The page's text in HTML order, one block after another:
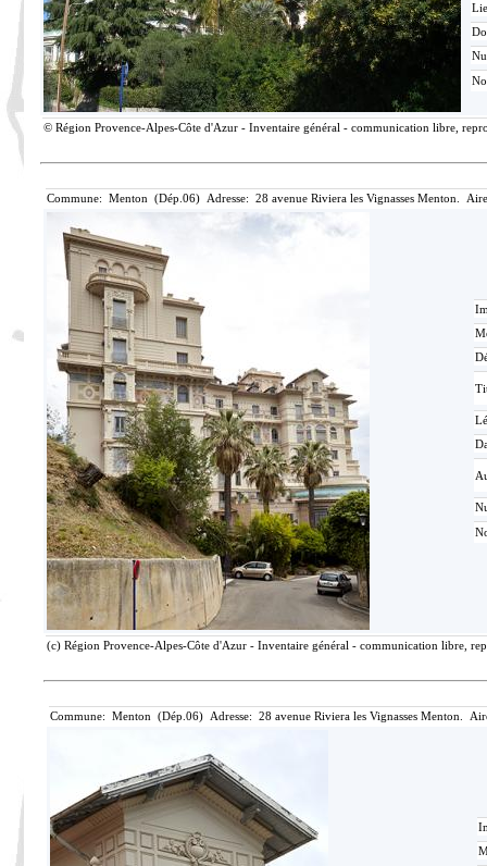
© Région Provence-Alpes-Côte d'Azur - Inventaire général - communication libre,
Commune: Menton (Dép.06) Adresse: 28 avenue Riviera les Vignasses Menton.
(c) Région Provence-Alpes-Côte d'Azur - Inventaire général - communication libre,
Commune: Menton (Dép.06) Adresse: 28 avenue Riviera les Vignasses Menton.